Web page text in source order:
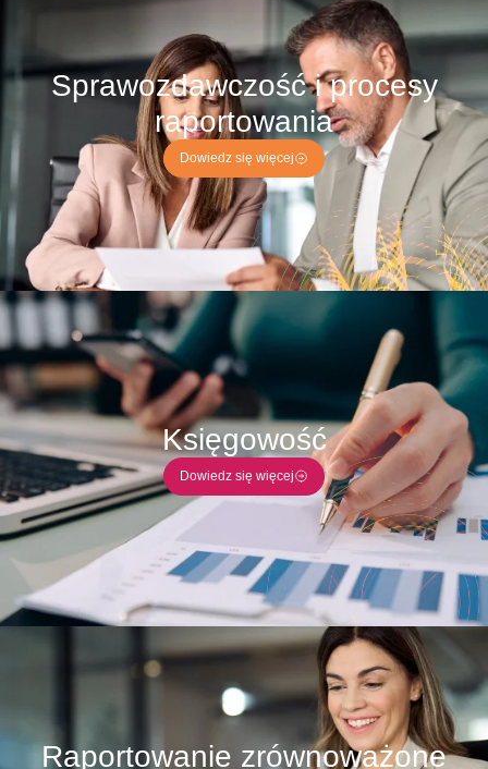
Sprawozdawczość i procesy
raportowania
Dowiedz się więcej
Księgowość
Dowiedz się więcej
Raportowanie zrównoważone